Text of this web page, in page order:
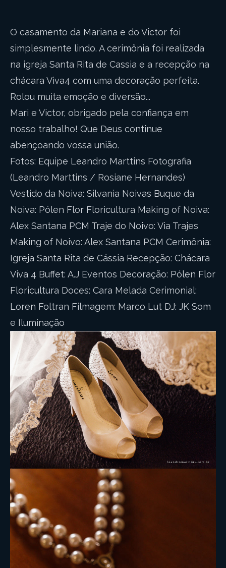
O casamento da Mariana e do Victor foi
simplesmente lindo. A cerimônia foi realizada
na igreja Santa Rita de Cassia e a recepção na
chácara Viva4 com uma decoração perfeita.
Rolou muita emoção e diversão...
Mari e Victor, obrigado pela confiança em
nosso trabalho! Que Deus continue
abençoando vossa união.
Fotos: Equipe Leandro Marttins Fotografia
(Leandro Marttins / Rosiane Hernandes)
Vestido da Noiva: Silvania Noivas Buque da
Noiva: Pólen Flor Floricultura Making of Noiva:
Alex Santana PCM Traje do Noivo: Via Trajes
Making of Noivo: Alex Santana PCM Cerimônia:
Igreja Santa Rita de Cássia Recepção: Chácara
Viva 4 Buffet: A.J Eventos Decoração: Pólen Flor
Floricultura Doces: Cara Melada Cerimonial:
Loren Foltran Filmagem: Marco Lut DJ: JK Som
e Iluminação